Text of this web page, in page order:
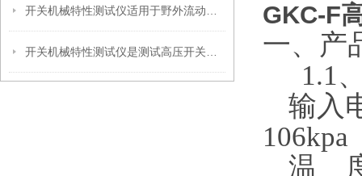
GKC-F
一、产
1.1
输入
106kpa
温